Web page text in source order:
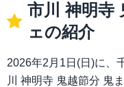
市川 神明寺
ェの紹介
2026年2月1日(日)に、
川 神明寺 鬼越節分 鬼